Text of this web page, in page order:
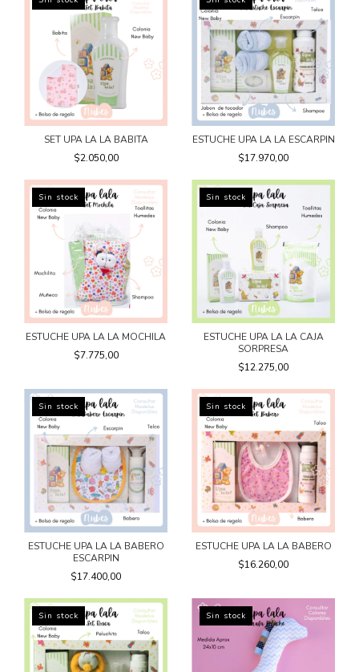
SET UPA LA LA BABITA
$2.050,00
ESTUCHE UPA LA LA ESCARPIN
$17.970,00
Sin stock
ESTUCHE UPA LA LA MOCHILA
$7.775,00
Sin stock
ESTUCHE UPA LA LA CAJA
SORPRESA
$12.275,00
Sin stock
ESTUCHE UPA LA LA BABERO
ESCARPIN
$17.400,00
Sin stock
ESTUCHE UPA LA LA BABERO
$16.260,00
Sin stock Sin stock